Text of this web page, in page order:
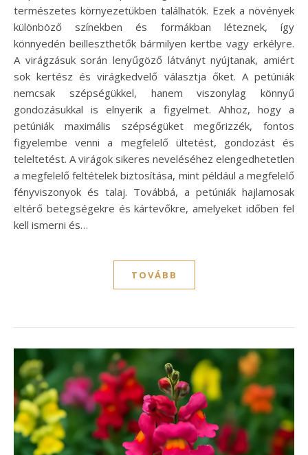
természetes környezetükben találhatók. Ezek a növények
különböző színekben és formákban léteznek, így
könnyedén beilleszthetők bármilyen kertbe vagy erkélyre.
A virágzásuk során lenyűgöző látványt nyújtanak, amiért
sok kertész és virágkedvelő választja őket. A petúniák
nemcsak szépségükkel, hanem viszonylag könnyű
gondozásukkal is elnyerik a figyelmet. Ahhoz, hogy a
petúniák maximális szépségüket megőrizzék, fontos
figyelembe venni a megfelelő ültetést, gondozást és
teleltetést. A virágok sikeres neveléséhez elengedhetetlen
a megfelelő feltételek biztosítása, mint például a megfelelő
fényviszonyok és talaj. Továbbá, a petúniák hajlamosak
eltérő betegségekre és kártevőkre, amelyeket időben fel
kell ismerni és…
TOVÁBB